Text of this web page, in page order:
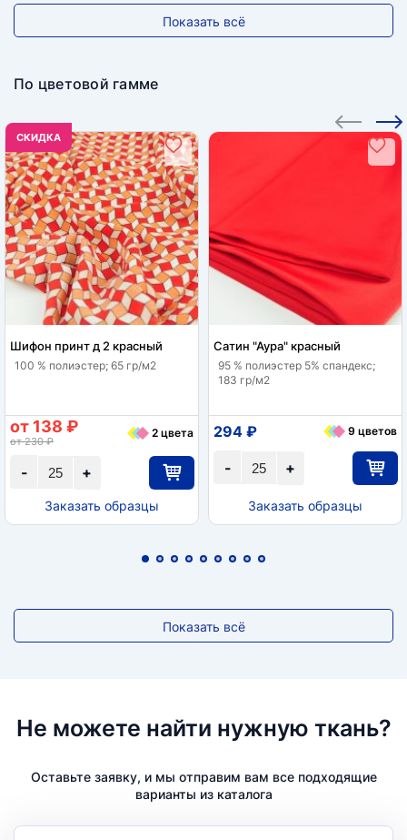
Показать всё
По цветовой гамме
CКИДКА
Шифон принт д 2 красный
100 % полиэстер; 65 гр/м2
+
-
от 138 ₽
от 230 ₽
2 цвета
Заказать образцы
Сатин "Аура" красный
95 % полиэстер 5% спандекс;
183 гр/м2
+
-
294 ₽ 9 цветов
Заказать образцы
Показать всё
Не можете найти нужную ткань?
Оставьте заявку, и мы отправим вам все подходящие
варианты из каталога